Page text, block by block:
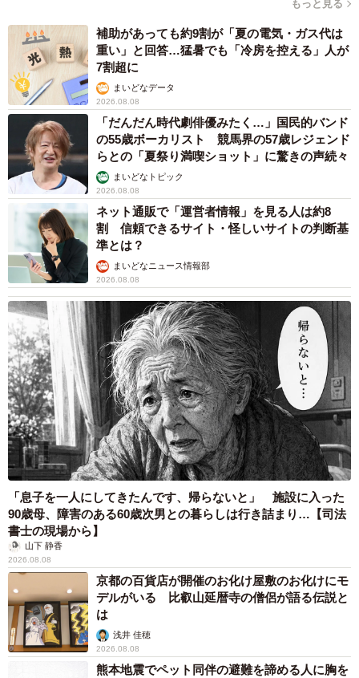
が、もう来なくなったのでクレーマーがいなくなり、気持
ちが楽になりました」。
貼り紙のおかげで直売所の野菜がダメになってしまうよう
な行動は減りました。しかし、この「過剰な品定め」は曽
我さんの直売所に限った話ではありません。生鮮野菜を作
る農園として消費者に伝えたいことを尋ねると、曽我さん
は以下のようにコメントしました。
「トマトに限らず、生鮮野菜はすぐに傷むので最低限の品
定めにしてほしいと思います。ベタベタ触っても品質の善
し悪しは理解できません。また当農園では栽培していませ
んが、特に桃はデリケートなので触らず見るだけで購入し
てください。反対に、生鮮品以外の、例えば加工品などは
アレルギー表示などのこともあるのでその限りではありま
せん。ただ、『後にも買うお客さんがいる』ということを
考えて欲しいと思います」
もっと見る
補助があっても約9割が「夏の電気・ガス代は
重い」と回答…猛暑でも「冷房を控える」人が
7割超に
まいどなデータ
2026.08.08
「だんだん時代劇俳優みたく…」国民的バンド
の55歳ボーカリスト 競馬界の57歳レジェンド
らとの「夏祭り満喫ショット」に驚きの声続々
まいどなトピック
2026.08.08
ネット通販で「運営者情報」を見る人は約8
割 信頼できるサイト・怪しいサイトの判断基
準とは？
まいどなニュース情報部
2026.08.08
「息子を一人にしてきたんです、帰らないと」 施設に入った
90歳母、障害のある60歳次男との暮らしは行き詰まり…【司法
書士の現場から】
山下 静香
2026.08.08
京都の百貨店が開催のお化け屋敷のお化けにモ
デルがいる 比叡山延暦寺の僧侶が語る伝説と
は
浅井 佳穂
2026.08.08
熊本地震でペット同伴の避難を諦める人に胸を